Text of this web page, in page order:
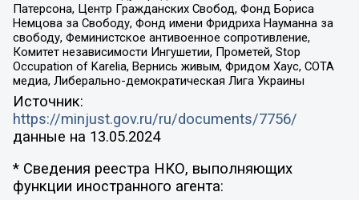
Патерсона, Центр Гражданских Свобод, Фонд Бориса
Немцова за Свободу, Фонд имени Фридриха Науманна за
свободу, Феминистское антивоенное сопротивление,
Комитет независимости Ингушетии, Прометей, Stop
Occupation of Karelia, Вернись живым, Фридом Хаус, СОТА
медиа, Либерально-демократическая Лига Украины
Источник:
https://minjust.gov.ru/ru/documents/7756/
данные на 13.05.2024
* Сведения реестра НКО, выполняющих
функции иностранного агента: